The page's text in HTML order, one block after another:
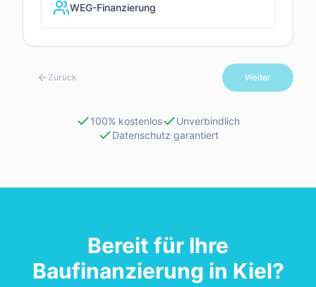
WEG-Finanzierung
Zurück Weiter
100% kostenlos
Unverbindlich
Datenschutz garantiert
Bereit für Ihre
Baufinanzierung in Kiel?